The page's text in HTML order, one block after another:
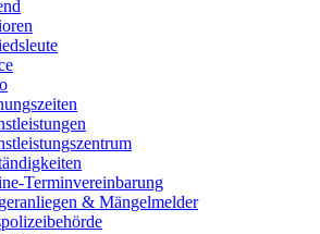
Terminvereinbarung
& Mängelmelder